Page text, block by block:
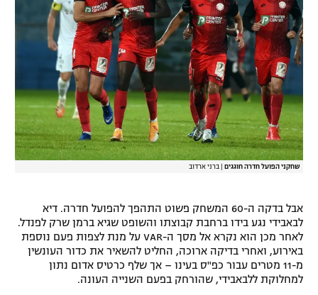
שחקני הפועל חדרה חוגגים ברני ארדוב
אבל בדקה ה-60 המשחק פשוט התהפך להפועל חדרה. דיא
לבאבידי נגע בידו ברחבת קבוצתו והשופט שגיא ברמן שרק לפנדל.
לאחר מכן הוא נקרא אל מסך ה-VAR על מנת לצפות פעם נוספת
באירוע, ואחרי בדיקה ארוכה, החליט להשאיר את כדור העונשין
מ-11 מטרים עבור כפ"ס בעינו – אך שלף כרטיס אדום נתון
למחלוקת ללבאבידי, שהורחק בפעם השנייה העונה.